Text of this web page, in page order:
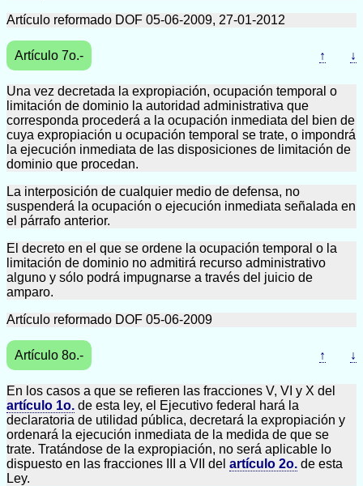
Artículo reformado DOF 05-06-2009, 27-01-2012
Artículo 7o.- ↑ ↓
Una vez decretada la expropiación, ocupación temporal o
limitación de dominio la autoridad administrativa que
corresponda procederá a la ocupación inmediata del bien de
cuya expropiación u ocupación temporal se trate, o impondrá
la ejecución inmediata de las disposiciones de limitación de
dominio que procedan.
La interposición de cualquier medio de defensa, no
suspenderá la ocupación o ejecución inmediata señalada en
el párrafo anterior.
El decreto en el que se ordene la ocupación temporal o la
limitación de dominio no admitirá recurso administrativo
alguno y sólo podrá impugnarse a través del juicio de
amparo.
Artículo reformado DOF 05-06-2009
Artículo 8o.- ↑ ↓
En los casos a que se refieren las fracciones V, VI y X del
artículo 1o. de esta ley, el Ejecutivo federal hará la
declaratoria de utilidad pública, decretará la expropiación y
ordenará la ejecución inmediata de la medida de que se
trate. Tratándose de la expropiación, no será aplicable lo
dispuesto en las fracciones III a VII del artículo 2o. de esta
Ley.